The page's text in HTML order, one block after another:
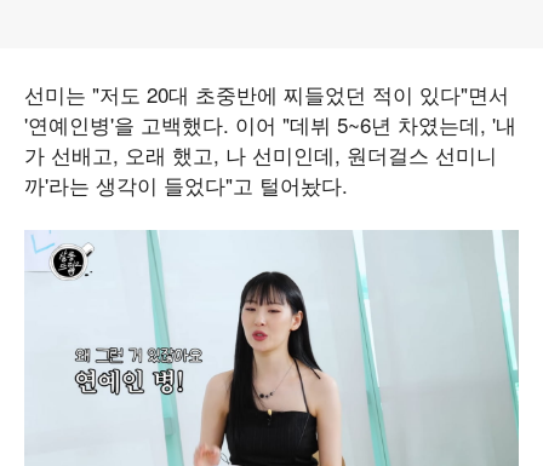
선미는 "저도 20대 초중반에 찌들었던 적이 있다"면서
'연예인병'을 고백했다. 이어 "데뷔 5~6년 차였는데, '내
가 선배고, 오래 했고, 나 선미인데, 원더걸스 선미니
까'라는 생각이 들었다"고 털어놨다.